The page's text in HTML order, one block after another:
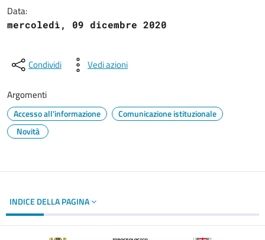
Data:
mercoledì, 09 dicembre 2020
Condividi Vedi azioni
Argomenti
Accesso all'informazione
Comunicazione istituzionale
Novità
INDICE DELLA PAGINA